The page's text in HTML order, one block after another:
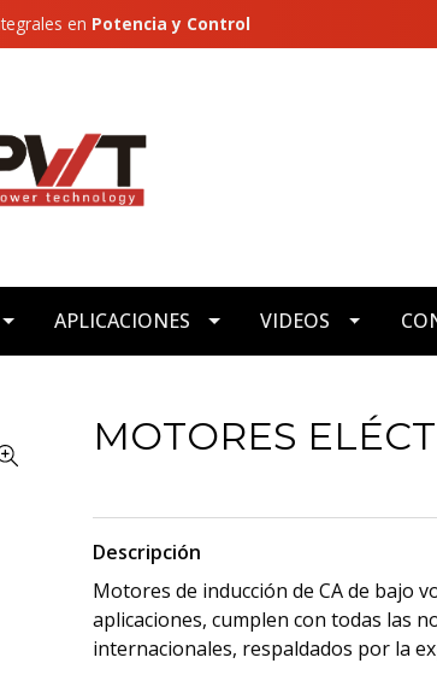
en Potencia y Control
APLICACIONES VIDEOS
MOTORES
Descripción
Motores de inducción de CA de bajo
aplicaciones, cumplen con todas las
internacionales, respaldados por la